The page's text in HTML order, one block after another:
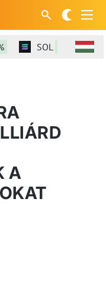
SOL 73,45$
A